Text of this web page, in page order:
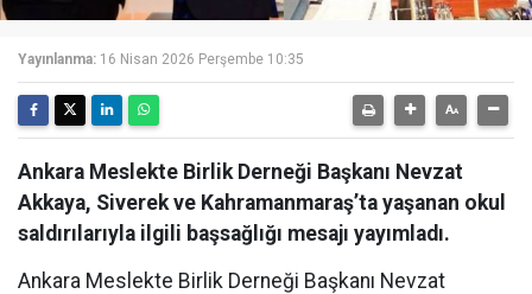
Yayınlanma: 16 Nisan 2026 Perşembe 10:35
Ankara Meslekte Birlik Derneği Başkanı Nevzat
Akkaya, Siverek ve Kahramanmaraş’ta yaşanan okul
saldırılarıyla ilgili başsağlığı mesajı yayımladı.
Ankara Meslekte Birlik Derneği Başkanı Nevzat